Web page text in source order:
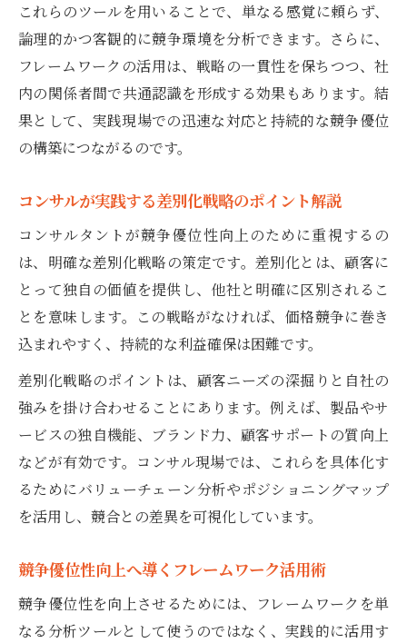
これらのツールを用いることで、単なる感覚に頼らず、
論理的かつ客観的に競争環境を分析できます。さらに、
フレームワークの活用は、戦略の一貫性を保ちつつ、社
内の関係者間で共通認識を形成する効果もあります。結
果として、実践現場での迅速な対応と持続的な競争優位
の構築につながるのです。
コンサルが実践する差別化戦略のポイント解説
コンサルタントが競争優位性向上のために重視するの
は、明確な差別化戦略の策定です。差別化とは、顧客に
とって独自の価値を提供し、他社と明確に区別されるこ
とを意味します。この戦略がなければ、価格競争に巻き
込まれやすく、持続的な利益確保は困難です。
差別化戦略のポイントは、顧客ニーズの深掘りと自社の
強みを掛け合わせることにあります。例えば、製品やサ
ービスの独自機能、ブランド力、顧客サポートの質向上
などが有効です。コンサル現場では、これらを具体化す
るためにバリューチェーン分析やポジショニングマップ
を活用し、競合との差異を可視化しています。
競争優位性向上へ導くフレームワーク活用術
競争優位性を向上させるためには、フレームワークを単
なる分析ツールとして使うのではなく、実践的に活用す